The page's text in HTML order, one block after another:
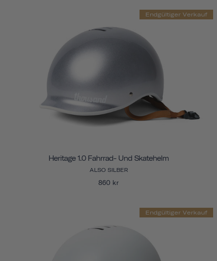
Endgültiger Verkauf
Heritage 1.0 Fahrrad- Und Skatehelm
ALSO SILBER
860 kr
Endgültiger Verkauf